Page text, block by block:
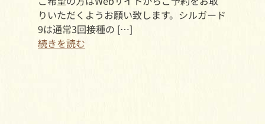
りいただくようお願い致します。シルガード
9は通常3回接種の […]
続きを読む